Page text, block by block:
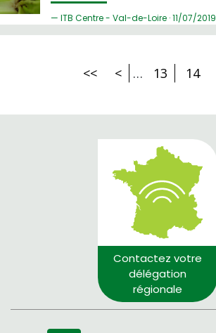
ITB Centre - Val-de-Loire ·11/07/2019
<< < … 13 14
Contactez votre
délégation
régionale